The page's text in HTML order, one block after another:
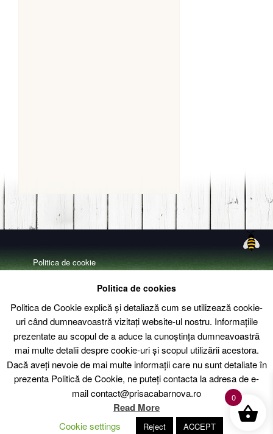
Politica de cookie
Politica de confidentialitate
Livrare – Termeni si conditii
Contact
Politica de cookies
Politica de Cookie explică și detaliază cum se utilizează cookie-
uri când dumneavoastră vizitați website-ul nostru. Informațiile
prezentate au scopul de a aduce la cunoștința dumneavoastră
mai multe detalii despre cookie-uri și scopul utilizării acestora.
Dacă aveți nevoie de mai multe informații care nu sunt detaliate în
prezenta Politică de Cookie, ne puteți contacta la adresa de e-
mail contact@prisacabarnova.ro
Read More
Cookie settings Reject ACCEPT
0